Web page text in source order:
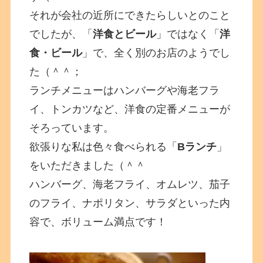
それが会社の近所にできたらしいとのこと
でしたが、「洋食とビール」ではなく「洋
食・ビール」で、全く別のお店のようでし
た（＾＾；
ランチメニューはハンバーグや海老フラ
イ、トンカツなど、洋食の定番メニューが
そろっています。
欲張りな私は色々食べられる「 Bランチ 」
をいただきました（＾＾
ハンバーグ、海老フライ、オムレツ、茄子
のフライ、ナポリタン、サラダといった内
容で、ボリューム満点です！